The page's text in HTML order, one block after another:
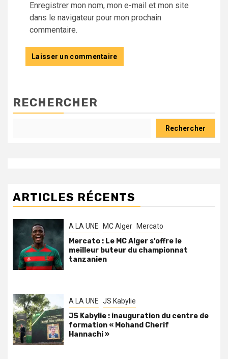
Enregistrer mon nom, mon e-mail et mon site
dans le navigateur pour mon prochain
commentaire.
RECHERCHER
Rechercher
ARTICLES RÉCENTS
A LA UNE MC Alger Mercato
Mercato : Le MC Alger s’offre le
meilleur buteur du championnat
tanzanien
A LA UNE JS Kabylie
JS Kabylie : inauguration du centre de
formation « Mohand Cherif
Hannachi »